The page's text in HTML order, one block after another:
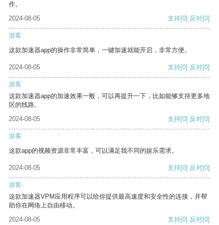
作。
2024-08-05
支持[0] 反对[0]
游客
这款加速器app的操作非常简单，一键加速就能开启，非常方便。
2024-08-05 支持[0] 反对[0]
游客
这款加速器app的加速效果一般，可以再提升一下，比如能够支持更多地
区的线路。
2024-08-05
支持[0] 反对[0]
游客
这款app的视频资源非常丰富，可以满足我不同的娱乐需求。
2024-08-05 支持[0] 反对[0]
游客
这款加速器VPM应用程序可以给你提供最高速度和安全性的连接，并帮
助你在网络上自由移动。
2024-08-05
支持[0] 反对[0]